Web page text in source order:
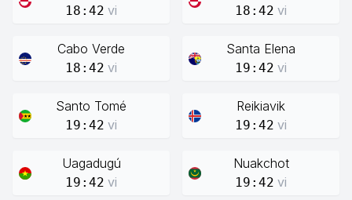
18:42 vi 18:42 vi
Cabo Verde
18:42 vi
Santa Elena
19:42 vi
Santo Tomé
19:42 vi
Reikiavik
19:42 vi
Uagadugú
19:42 vi
Nuakchot
19:42 vi